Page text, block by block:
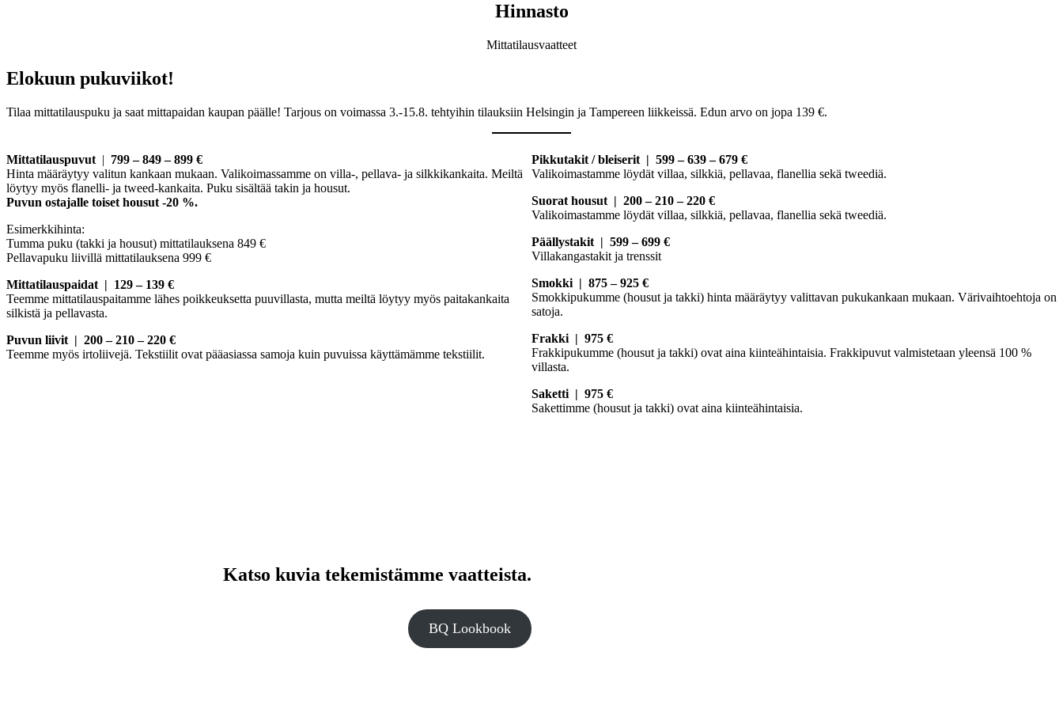
Hinnasto
Mittatilausvaatteet
Elokuun pukuviikot!
Tilaa mittatilauspuku ja saat mittapaidan kaupan päälle! Tarjous on voimassa 3.-15.8. tehtyihin tilauksiin Helsingin ja Tampereen liikkeissä. Edun arvo on jopa 139 €.
Mittatilauspuvut | 799 – 849 – 899 €
Hinta määräytyy valitun kankaan mukaan. Valikoimassamme on villa-, pellava- ja silkkikankaita. Meiltä
löytyy myös flanelli- ja tweed-kankaita. Puku sisältää takin ja housut.
Puvun ostajalle toiset housut -20 %.
Esimerkkihinta:
Tumma puku (takki ja housut) mittatilauksena 849 €
Pellavapuku liivillä mittatilauksena 999 €
Mittatilauspaidat | 129 – 139 €
Teemme mittatilauspaitamme lähes poikkeuksetta puuvillasta, mutta meiltä löytyy myös paitakankaita
silkistä ja pellavasta.
Puvun liivit | 200 – 210 – 220 €
Teemme myös irtoliivejä. Tekstiilit ovat pääasiassa samoja kuin puvuissa käyttämämme tekstiilit.
Pikkutakit / bleiserit | 599 – 639 – 679 €
Valikoimastamme löydät villaa, silkkiä, pellavaa, flanellia sekä tweediä.
Suorat housut | 200 – 210 – 220 €
Valikoimastamme löydät villaa, silkkiä, pellavaa, flanellia sekä tweediä.
Päällystakit | 599 – 699 €
Villakangastakit ja trenssit
Smokki | 875 – 925 €
Smokkipukumme (housut ja takki) hinta määräytyy valittavan pukukankaan mukaan. Värivaihtoehtoja on
satoja.
Frakki | 975 €
Frakkipukumme (housut ja takki) ovat aina kiinteähintaisia. Frakkipuvut valmistetaan yleensä 100 %
villasta.
Saketti | 975 €
Sakettimme (housut ja takki) ovat aina kiinteähintaisia.
Katso kuvia tekemistämme vaatteista.
BQ Lookbook